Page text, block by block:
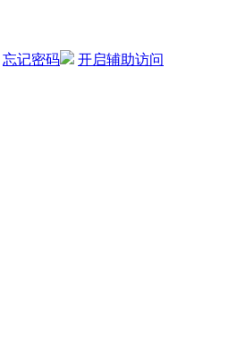
忘记密码 开启辅助访问